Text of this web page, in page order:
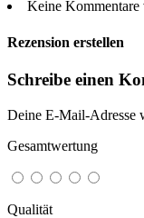
Keine Kommentare
Rezension erstellen
Schreibe einen
Deine E-Mail-Adresse
Gesamtwertung
Qualität